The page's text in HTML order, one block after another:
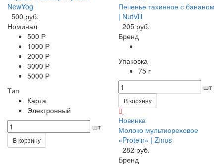
NewYog
500 руб.
Номинал
500 Р
1000 Р
2000 Р
3000 Р
5000 Р
Тип
Карта
Электронный
шт
В корзину
Печенье тахинное с бананом
| NutVill
205 руб.
Бренд
Упаковка
75 г
шт
В корзину
Новинка
Молоко мультиореховое
«Protein» | Zinus
282 руб.
Бренд